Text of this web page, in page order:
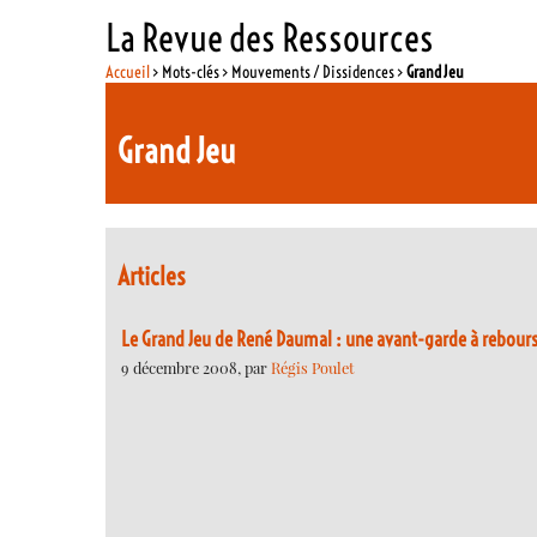
La Revue des Ressources
Accueil> Mots-clés > Mouvements / Dissidences >Grand Jeu
Grand Jeu
Articles
Le Grand Jeu de René Daumal : une avant-garde à rebours
9 décembre 2008, parRégis Poulet